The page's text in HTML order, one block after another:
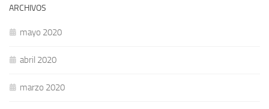
ARCHIVOS
mayo 2020
abril 2020
marzo 2020